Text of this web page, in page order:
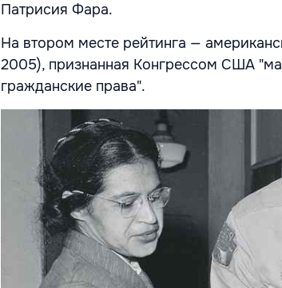
Патрисия Фара.
На втором месте рейтинга —
2005), признанная Конгрессом США
гражданские права".